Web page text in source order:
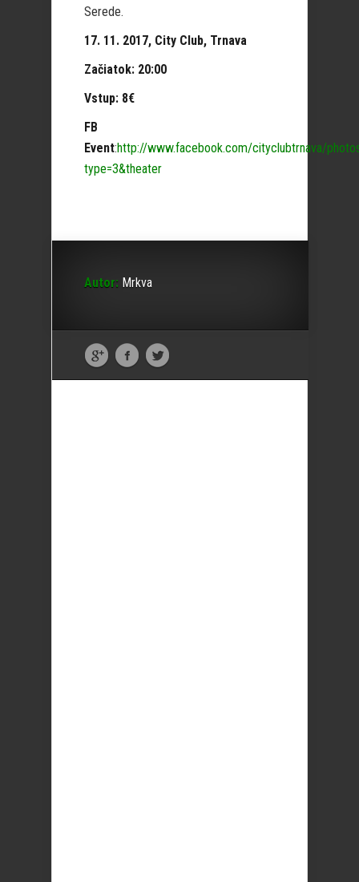
Serede.
17. 11. 2017, City Club, Trnava
Začiatok: 20:00
Vstup: 8€
FB
Event:http://www.facebook.com/cityclubtrnava/
type=3&theater
Autor: Mrkva